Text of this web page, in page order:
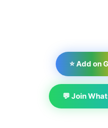
⭐ Add on
💬 Join